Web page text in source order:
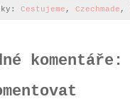
Cestujeme , Czechmade ,
komentáře: